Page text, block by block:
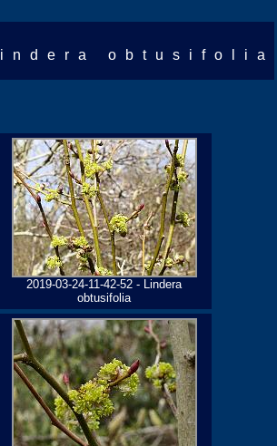
indera obtusifolia
2019-03-24-11-42-52 - Lindera
obtusifolia